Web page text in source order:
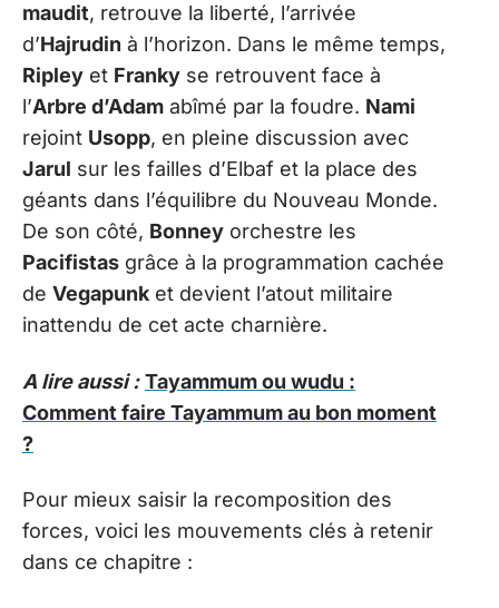
maudit, retrouve la liberté, l’arrivée
d’Hajrudin à l’horizon. Dans le même temps,
Ripley et Franky se retrouvent face à
l’Arbre d’Adam abîmé par la foudre. Nami
rejoint Usopp, en pleine discussion avec
Jarul sur les failles d’Elbaf et la place des
géants dans l’équilibre du Nouveau Monde.
De son côté, Bonney orchestre les
Pacifistas grâce à la programmation cachée
de Vegapunk et devient l’atout militaire
inattendu de cet acte charnière.
A lire aussi : Tayammum ou wudu :
Comment faire Tayammum au bon moment
?
Pour mieux saisir la recomposition des
forces, voici les mouvements clés à retenir
dans ce chapitre :